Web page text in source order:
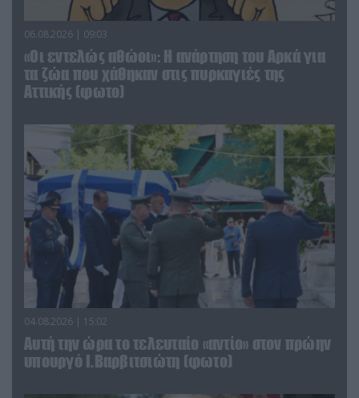
06.08.2026 | 09:03
«Οι εντελώς αθώοι»: Η ανάρτηση του Αρκά για
τα ζώα που χάθηκαν στις πυρκαγιές της
Αττικής (φωτο)
04.08.2026 | 15:02
Αυτή την ώρα το τελευταίο «αντίο» στον πρώην
υπουργό Ι.Βαρβιτσιώτη (φωτο)